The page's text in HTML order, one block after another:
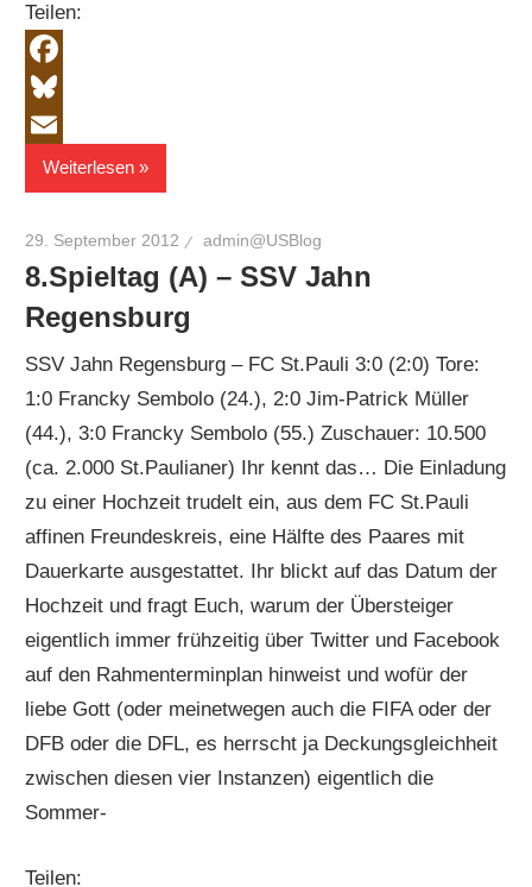
Teilen:
Facebook
Bluesky
Email
Weiterlesen
29. September 2012 admin@USBlog
8.Spieltag (A) – SSV Jahn
Regensburg
SSV Jahn Regensburg – FC St.Pauli 3:0 (2:0) Tore:
1:0 Francky Sembolo (24.), 2:0 Jim-Patrick Müller
(44.), 3:0 Francky Sembolo (55.) Zuschauer: 10.500
(ca. 2.000 St.Paulianer) Ihr kennt das… Die Einladung
zu einer Hochzeit trudelt ein, aus dem FC St.Pauli
affinen Freundeskreis, eine Hälfte des Paares mit
Dauerkarte ausgestattet. Ihr blickt auf das Datum der
Hochzeit und fragt Euch, warum der Übersteiger
eigentlich immer frühzeitig über Twitter und Facebook
auf den Rahmenterminplan hinweist und wofür der
liebe Gott (oder meinetwegen auch die FIFA oder der
DFB oder die DFL, es herrscht ja Deckungsgleichheit
zwischen diesen vier Instanzen) eigentlich die
Sommer-
Teilen: